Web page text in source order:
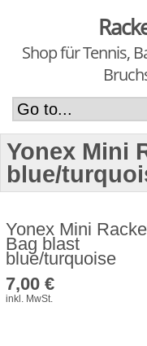
Shop für Tennis,
Yonex Mini
blue/
Yonex Mini
Bag blast
blue/turquoise
7,00 €
inkl. MwSt.